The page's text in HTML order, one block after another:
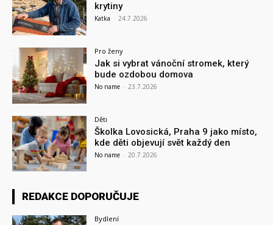
krytiny
Katka - 24.7.2026
Pro ženy
Jak si vybrat vánoční stromek, který
bude ozdobou domova
No name - 23.7.2026
Děti
Školka Lovosická, Praha 9 jako místo,
kde děti objevují svět každý den
No name - 20.7.2026
REDAKCE DOPORUČUJE
Bydlení